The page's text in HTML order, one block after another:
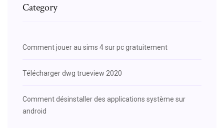
Category
Comment jouer au sims 4 sur pc gratuitement
Télécharger dwg trueview 2020
Comment désinstaller des applications système sur
android